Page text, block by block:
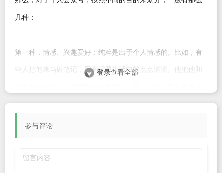
几种：
第一种，情感、兴趣爱好：纯粹是出于个人情感的。比如，有
些人把他来当做笔记，用来记录生活中的点点滴滴。他把他和
一些事情，都把它们记录在里面，文笔还不错，写得非常好，
有很多粉丝关注。还有些人是出于自己的兴趣爱好，比如，你
喜欢看电影喜欢写影评，那么你就做一个关于电影的公众号，
跟大家一起分享。像这样的公众号，它们都有一个共同的特
登录查看全部
参与评论